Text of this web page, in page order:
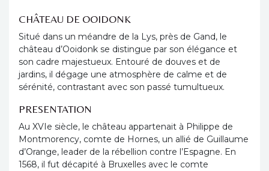
CHÂTEAU DE OOIDONK
Situé dans un méandre de la Lys, près de Gand, le
château d’Ooidonk se distingue par son élégance et
son cadre majestueux. Entouré de douves et de
jardins, il dégage une atmosphère de calme et de
sérénité, contrastant avec son passé tumultueux.
PRESENTATION
Au XVIe siècle, le château appartenait à Philippe de
Montmorency, comte de Hornes, un allié de Guillaume
d’Orange, leader de la rébellion contre l’Espagne. En
1568, il fut décapité à Bruxelles avec le comte